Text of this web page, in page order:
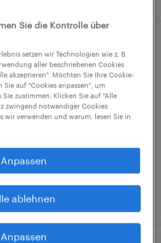
Fachkraft -
d) in Klagenfurt
monat
2026
Sie die Kontrolle über
setzen wir Technologien wie z. B.
aller beschriebenen Cookies
akzeptieren". Möchten Sie Ihre Cookie-
Sie auf "Cookies anpassen", um
zustimmen. Klicken Sie auf "Alle
zwingend notwendiger Cookies
wir verwenden und warum, lesen Sie in
Anpassen
ablehnen
Anpassen